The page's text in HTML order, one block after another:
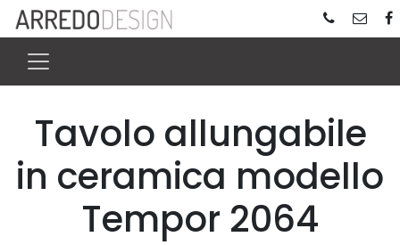
Tavolo allungabile
in ceramica modello
Tempor 2064